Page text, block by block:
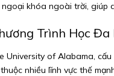
ngoại khóa ngoài trời, giúp
Trình Học
University of Alabama,
nhiều lĩnh vực thế